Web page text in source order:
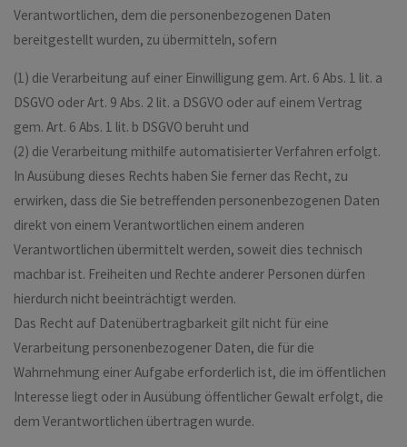
Verantwortlichen, dem die personenbezogenen Daten
bereitgestellt wurden, zu übermitteln, sofern
(1) die Verarbeitung auf einer Einwilligung gem. Art. 6 Abs. 1 lit. a
DSGVO oder Art. 9 Abs. 2 lit. a DSGVO oder auf einem Vertrag
gem. Art. 6 Abs. 1 lit. b DSGVO beruht und
(2) die Verarbeitung mithilfe automatisierter Verfahren erfolgt.
In Ausübung dieses Rechts haben Sie ferner das Recht, zu
erwirken, dass die Sie betreffenden personenbezogenen Daten
direkt von einem Verantwortlichen einem anderen
Verantwortlichen übermittelt werden, soweit dies technisch
machbar ist. Freiheiten und Rechte anderer Personen dürfen
hierdurch nicht beeinträchtigt werden.
Das Recht auf Datenübertragbarkeit gilt nicht für eine
Verarbeitung personenbezogener Daten, die für die
Wahrnehmung einer Aufgabe erforderlich ist, die im öffentlichen
Interesse liegt oder in Ausübung öffentlicher Gewalt erfolgt, die
dem Verantwortlichen übertragen wurde.